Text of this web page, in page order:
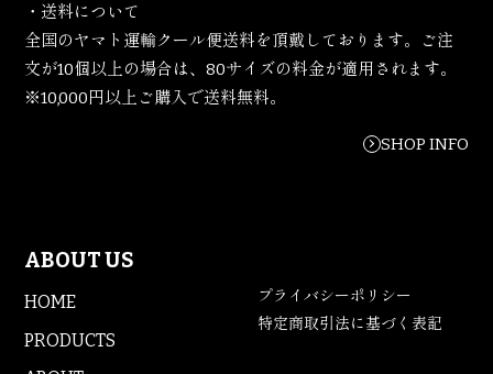
・送料について
全国のヤマト運輸クール便送料を頂戴しております。ご注
文が10個以上の場合は、80サイズの料金が適用されます。
※10,000円以上ご購入で送料無料。
SHOP INFO
ABOUT US
HOME
PRODUCTS
プライバシーポリシー
特定商取引法に基づく表記